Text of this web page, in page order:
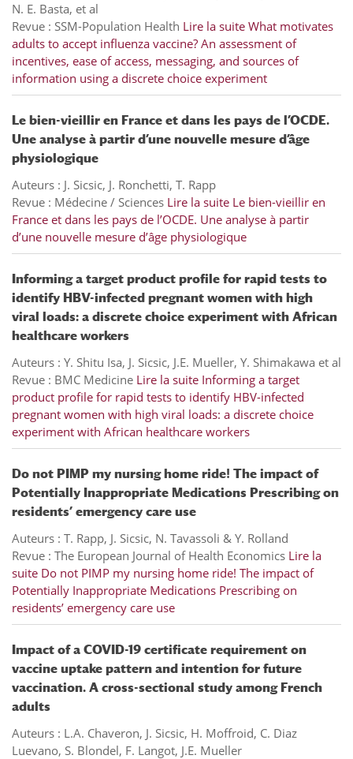
N. E. Basta, et al
Revue : SSM-Population Health Lire la suite What motivates
adults to accept influenza vaccine? An assessment of
incentives, ease of access, messaging, and sources of
information using a discrete choice experiment
Le bien-vieillir en France et dans les pays de l’OCDE.
Une analyse à partir d’une nouvelle mesure d’âge
physiologique
Auteurs : J. Sicsic, J. Ronchetti, T. Rapp
Revue : Médecine / Sciences Lire la suite Le bien-vieillir en
France et dans les pays de l’OCDE. Une analyse à partir
d’une nouvelle mesure d’âge physiologique
Informing a target product profile for rapid tests to
identify HBV-infected pregnant women with high
viral loads: a discrete choice experiment with African
healthcare workers
Auteurs : Y. Shitu Isa, J. Sicsic, J.E. Mueller, Y. Shimakawa et al
Revue : BMC Medicine Lire la suite Informing a target
product profile for rapid tests to identify HBV-infected
pregnant women with high viral loads: a discrete choice
experiment with African healthcare workers
Do not PIMP my nursing home ride! The impact of
Potentially Inappropriate Medications Prescribing on
residents’ emergency care use
Auteurs : T. Rapp, J. Sicsic, N. Tavassoli & Y. Rolland
Revue : The European Journal of Health Economics Lire la
suite Do not PIMP my nursing home ride! The impact of
Potentially Inappropriate Medications Prescribing on
residents’ emergency care use
Impact of a COVID-19 certificate requirement on
vaccine uptake pattern and intention for future
vaccination. A cross-sectional study among French
adults
Auteurs : L.A. Chaveron, J. Sicsic, H. Moffroid, C. Diaz
Luevano, S. Blondel, F. Langot, J.E. Mueller